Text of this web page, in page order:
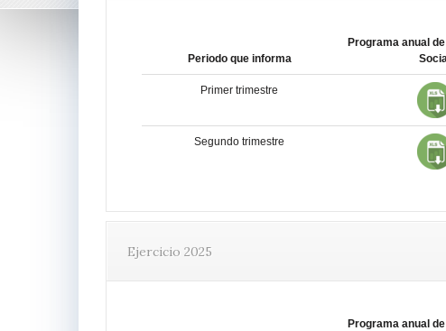
Periodo que informa
Programa anual
Primer trimestre
Segundo trimestre
Ejercicio 2025
Programa anual